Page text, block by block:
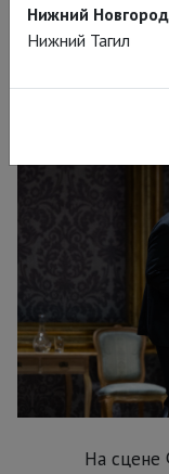
На сцене
Нижний Новгород
Нижний Тагил